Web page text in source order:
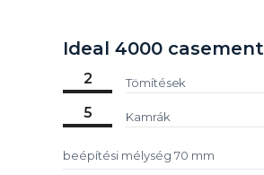
Ideal 4000 casement
2 Tömítések
5 Kamrák
beépítési mélység 70 mm